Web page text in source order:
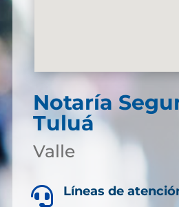
Notaría
Tuluá
Valle
 Líneas de